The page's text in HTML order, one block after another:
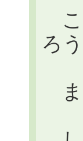
こ
ろ
ま